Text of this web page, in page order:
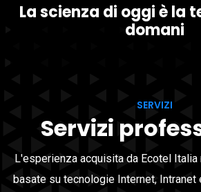
La scienza di oggi è la
domani
SERVIZI
Servizi
L'esperienza acquisita da Ecotel
basate su tecnologie Internet, Intranet